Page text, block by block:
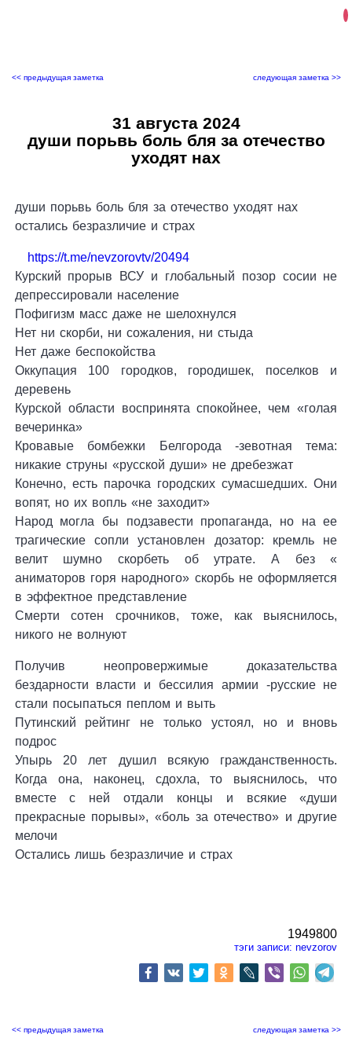
<< предыдущая заметка следующая заметка >>
31 августа 2024
души порьвь боль бля за отечество
уходят нах
души порьвь боль бля за отечество уходят нах
остались безразличие и страх
https://t.me/nevzorovtv/20494
Курский прорыв ВСУ и глобальный позор сосии не
депрессировали население
Пофигизм масс даже не шелохнулся
Нет ни скорби, ни сожаления, ни стыда
Нет даже беспокойства
Оккупация 100 городков, городишек, поселков и
деревень
Курской области воспринята спокойнее, чем «голая
вечеринка»
Кровавые бомбежки Белгорода -зевотная тема:
никакие струны «русской души» не дребезжат
Конечно, есть парочка городских сумасшедших. Они
вопят, но их вопль «не заходит»
Народ могла бы подзавести пропаганда, но на ее
трагические сопли установлен дозатор: кремль не
велит шумно скорбеть об утрате. А без «
аниматоров горя народного» скорбь не оформляется
в эффектное представление
Смерти сотен срочников, тоже, как выяснилось,
никого не волнуют
Получив неопровержимые доказательства
бездарности власти и бессилия армии -русские не
стали посыпаться пеплом и выть
Путинский рейтинг не только устоял, но и вновь
подрос
Упырь 20 лет душил всякую гражданственность.
Когда она, наконец, сдохла, то выяснилось, что
вместе с ней отдали концы и всякие «души
прекрасные порывы», «боль за отечество» и другие
мелочи
Остались лишь безразличие и страх
1949800
тэги записи: nevzorov
<< предыдущая заметка следующая заметка >>